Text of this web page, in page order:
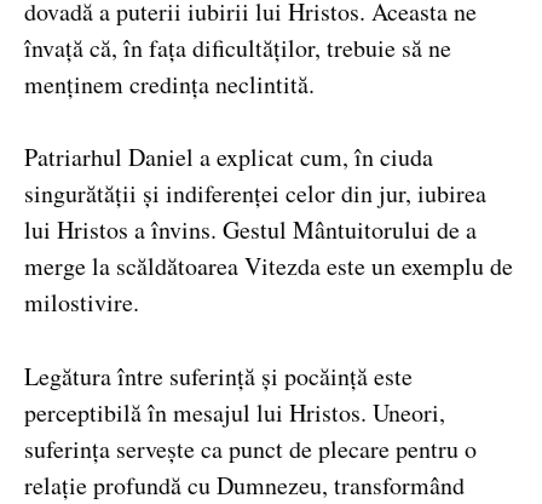
dovadă a puterii iubirii lui Hristos. Aceasta ne
învață că, în fața dificultăților, trebuie să ne
menținem credința neclintită.
Patriarhul Daniel a explicat cum, în ciuda
singurătății și indiferenței celor din jur, iubirea
lui Hristos a învins. Gestul Mântuitorului de a
merge la scăldătoarea Vitezda este un exemplu de
milostivire.
Legătura între suferință și pocăință este
perceptibilă în mesajul lui Hristos. Uneori,
suferința servește ca punct de plecare pentru o
relație profundă cu Dumnezeu, transformând